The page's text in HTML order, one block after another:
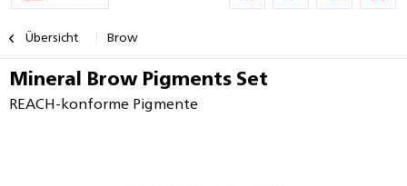
Übersicht Brow
Mineral Brow Pigments Set
REACH-konforme Pigmente